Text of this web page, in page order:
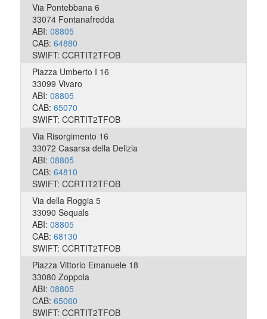
Via Pontebbana 6
33074 Fontanafredda
ABI: 08805
CAB: 64880
SWIFT: CCRTIT2TFOB
Piazza Umberto I 16
33099 Vivaro
ABI: 08805
CAB: 65070
SWIFT: CCRTIT2TFOB
Via Risorgimento 16
33072 Casarsa della Delizia
ABI: 08805
CAB: 64810
SWIFT: CCRTIT2TFOB
Via della Roggia 5
33090 Sequals
ABI: 08805
CAB: 68130
SWIFT: CCRTIT2TFOB
Piazza Vittorio Emanuele 18
33080 Zoppola
ABI: 08805
CAB: 65060
SWIFT: CCRTIT2TFOB